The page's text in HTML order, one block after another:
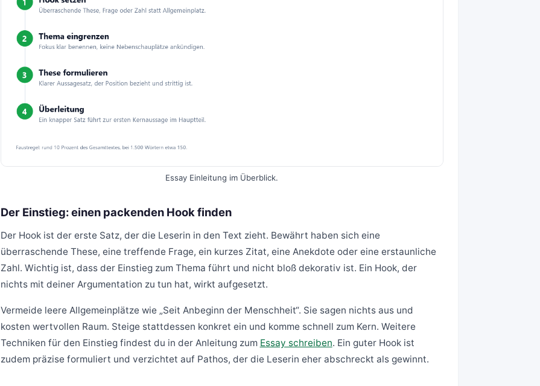
Essay Einleitung im Überblick.
Der Einstieg: einen packenden Hook finden
Der Hook ist der erste Satz, der die Leserin in den Text zieht. Bewährt haben sich eine
überraschende These, eine treffende Frage, ein kurzes Zitat, eine Anekdote oder eine erstaunliche
Zahl. Wichtig ist, dass der Einstieg zum Thema führt und nicht bloß dekorativ ist. Ein Hook, der
nichts mit deiner Argumentation zu tun hat, wirkt aufgesetzt.
Vermeide leere Allgemeinplätze wie „Seit Anbeginn der Menschheit“. Sie sagen nichts aus und
kosten wertvollen Raum. Steige stattdessen konkret ein und komme schnell zum Kern. Weitere
Techniken für den Einstieg findest du in der Anleitung zum Essay schreiben. Ein guter Hook ist
zudem präzise formuliert und verzichtet auf Pathos, der die Leserin eher abschreckt als gewinnt.